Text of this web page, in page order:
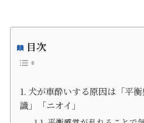
目次
犬が車酔いする原因は「平
識」「ニオイ」